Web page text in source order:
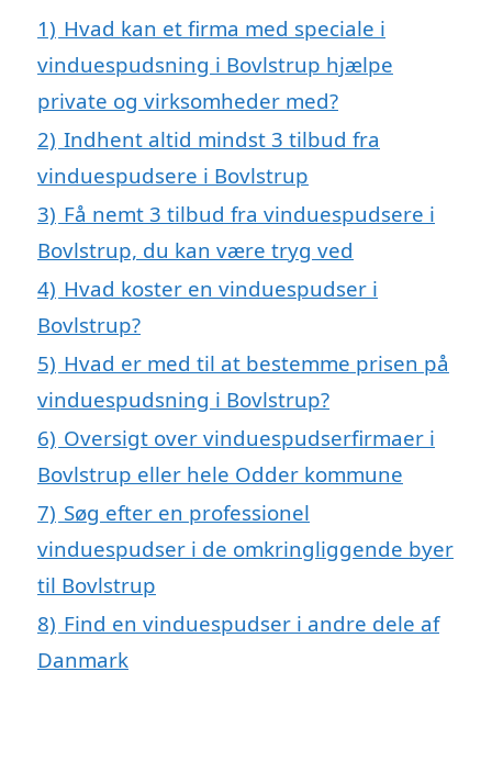
1) Hvad kan et firma med speciale i
vinduespudsning i Bovlstrup hjælpe
private og virksomheder med?
2) Indhent altid mindst 3 tilbud fra
vinduespudsere i Bovlstrup
3) Få nemt 3 tilbud fra vinduespudsere i
Bovlstrup, du kan være tryg ved
4) Hvad koster en vinduespudser i
Bovlstrup?
5) Hvad er med til at bestemme prisen på
vinduespudsning i Bovlstrup?
6) Oversigt over vinduespudserfirmaer i
Bovlstrup eller hele Odder kommune
7) Søg efter en professionel
vinduespudser i de omkringliggende byer
til Bovlstrup
8) Find en vinduespudser i andre dele af
Danmark